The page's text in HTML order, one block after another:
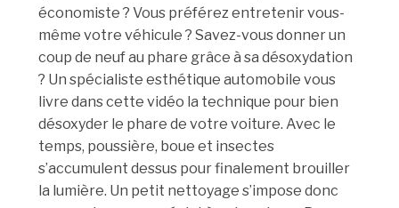
économiste ? Vous préférez entretenir vous-
même votre véhicule ? Savez-vous donner un
coup de neuf au phare grâce à sa désoxydation
? Un spécialiste esthétique automobile vous
livre dans cette vidéo la technique pour bien
désoxyder le phare de votre voiture. Avec le
temps, poussière, boue et insectes
s’accumulent dessus pour finalement brouiller
la lumière. Un petit nettoyage s’impose donc